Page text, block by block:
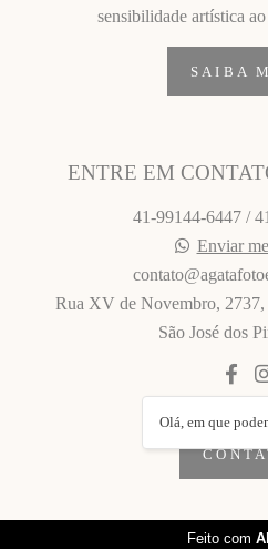
sensibilidade artística
SAIBA
ENTRE EM
41-99144-6447 /
Enviar
Rua XV de Novembro,
São José dos
Olá, em que
Feito com